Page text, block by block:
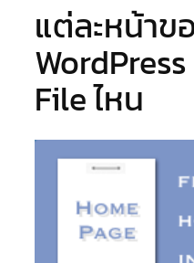
แต่ละหน้าข
File ไหน